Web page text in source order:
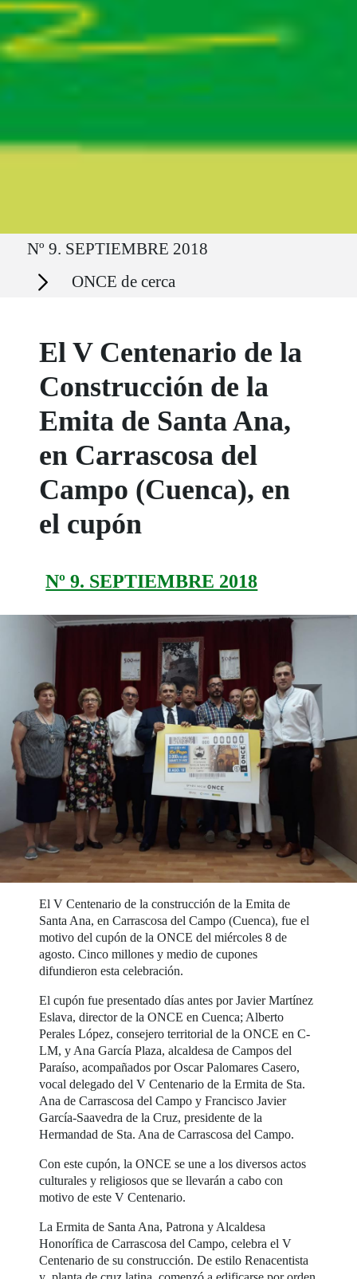
Ruta del sitio
Nº 9. SEPTIEMBRE 2018
Secciones ONCE de cerca
El V Centenario de la
Construcción de la
Emita de Santa Ana,
en Carrascosa del
Campo (Cuenca), en
el cupón
Nº 9. SEPTIEMBRE 2018
El V Centenario de la construcción de la Emita de
Santa Ana, en Carrascosa del Campo (Cuenca), fue el
motivo del cupón de la ONCE del miércoles 8 de
agosto. Cinco millones y medio de cupones
difundieron esta celebración.
El cupón fue presentado días antes por Javier Martínez
Eslava, director de la ONCE en Cuenca; Alberto
Perales López, consejero territorial de la ONCE en C-
LM, y Ana García Plaza, alcaldesa de Campos del
Paraíso, acompañados por Oscar Palomares Casero,
vocal delegado del V Centenario de la Ermita de Sta.
Ana de Carrascosa del Campo y Francisco Javier
García-Saavedra de la Cruz, presidente de la
Hermandad de Sta. Ana de Carrascosa del Campo.
Con este cupón, la ONCE se une a los diversos actos
culturales y religiosos que se llevarán a cabo con
motivo de este V Centenario.
La Ermita de Santa Ana, Patrona y Alcaldesa
Honorífica de Carrascosa del Campo, celebra el V
Centenario de su construcción. De estilo Renacentista